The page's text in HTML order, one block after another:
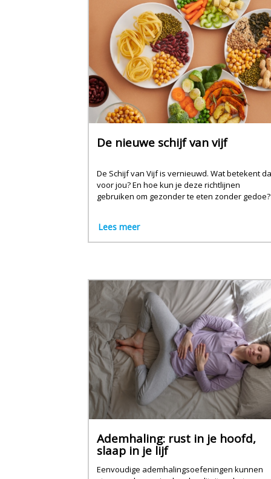
De nieuwe schijf van vijf
De Schijf van Vijf is vernieuwd. Wat betekent
voor jou? En hoe kun je deze richtlijnen
gebruiken om gezonder te eten zonder gedoe?
Lees meer
Ademhaling: rust in je hoofd,
slaap in je lijf
Eenvoudige ademhalingsoefeningen kunnen